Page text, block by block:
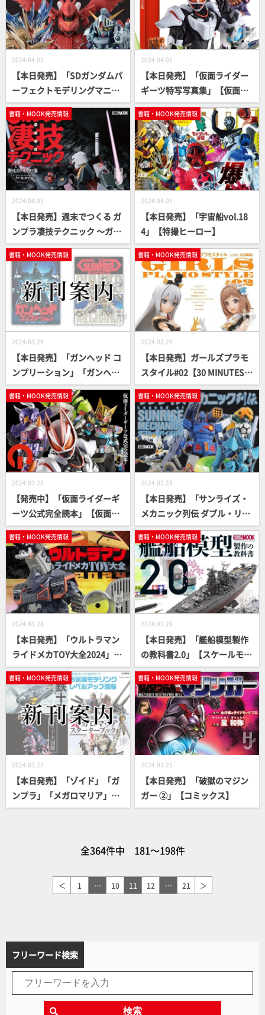
2024.04.03
【本日発売】「SDガンダムパ
ーフェクトモデリングマニュ
アル」【SDキット製作ガイ
ド】
2024.04.01
【本日発売】「仮面ライダー
ギーツ特写写真集」【仮面ラ
イダー】
書籍・MOOK発売情報
2024.04.01
【本日発売】週末でつくる ガ
ンプラ凄技テクニック ～ガン
プラ簡単フィニッシュのスス
メ～ 懐かしのディオラマ編
【ガンプラ How To MOOK】
書籍・MOOK発売情報
2024.04.01
【本日発売】「宇宙船vol.18
4」【特撮ヒーロー】
書籍・MOOK発売情報
2024.03.29
【本日発売】「ガンヘッド コ
ンプリーション」「ガンヘッ
ド・メカニクス[復刻版]」【3
5周年記念】
書籍・MOOK発売情報
2024.03.29
【本日発売】ガールズプラモ
スタイル#02【30 MINUTES S
ISTERS】
書籍・MOOK発売情報
2024.03.28
【発売中】「仮面ライダーギ
ーツ公式完全読本」【仮面ラ
イダー】
書籍・MOOK発売情報
2024.03.28
【本日発売】「サンライズ・
メカニック列伝 ダブル・リバ
イバル編」【第2弾】
書籍・MOOK発売情報
2024.03.28
【本日発売】「ウルトラマン
ライドメカTOY大全2024」
【ウルトラマン】
書籍・MOOK発売情報
2024.03.28
【本日発売】「艦船模型製作
の教科書2.0」【スケールモデ
ル】
書籍・MOOK発売情報
2024.03.27
【本日発売】「ゾイド」「ガ
ンプラ」「メガロマリア」
「軍事選書」気になる書籍が
書籍・MOOK発売情報
2024.03.25
【本日発売】「破獄のマジン
ガー ②」【コミックス】
全364件中 181～198件
＜ 1 … 10 11 12 … 21 ＞
フリーワード検索
検索